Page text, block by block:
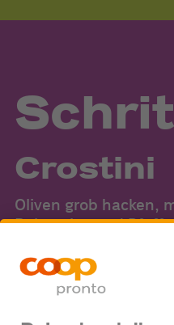
Crostini
Oliven grob hacken,
Balsamico und
schneiden, toasten.
Brotscheiben